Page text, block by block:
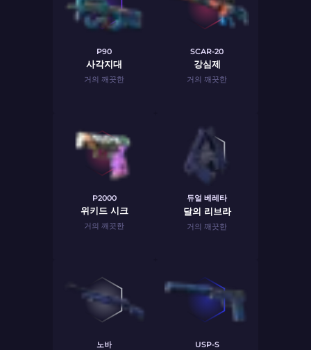
P90
사각지대
거의 깨끗한
SCAR-20
강심제
거의 깨끗한
P2000
위키드 시크
거의 깨끗한
듀얼 베레타
달의 리브라
거의 깨끗한
노바 USP-S